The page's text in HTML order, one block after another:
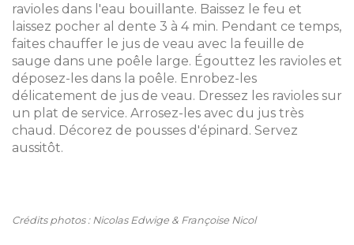
ravioles dans l'eau bouillante. Baissez le feu et
laissez pocher al dente 3 à 4 min. Pendant ce temps,
faites chauffer le jus de veau avec la feuille de
sauge dans une poêle large. Égouttez les ravioles et
déposez-les dans la poêle. Enrobez-les
délicatement de jus de veau. Dressez les ravioles sur
un plat de service. Arrosez-les avec du jus très
chaud. Décorez de pousses d'épinard. Servez
aussitôt.
Crédits photos : Nicolas Edwige & Françoise Nicol